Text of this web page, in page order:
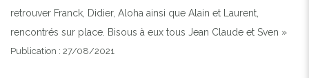
retrouver Franck, Didier, Aloha ainsi que Alain et Laurent,
rencontrés sur place. Bisous à eux tous Jean Claude et Sven »
Publication : 27/08/2021